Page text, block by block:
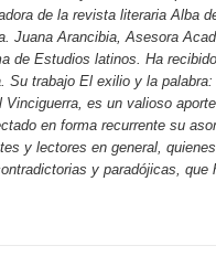
de la revista literaria Alba
Juana Arancibia, Asesora
de Estudios latinos. Ha
Su trabajo El exilio y la
es un valioso
en forma recurrente su
y lectores en general,
y paradójicas, que